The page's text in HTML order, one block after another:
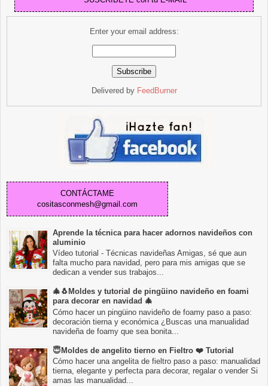
Enter your email address:
Delivered by FeedBurner
CONTÁCTAME
cositasconmesh@gmail.com
Aprende la técnica para hacer adornos navideños con
aluminio
Vídeo tutorial - Técnicas navideñas Amigas, sé que aun
falta mucho para navidad, pero para mis amigas que se
dedican a vender sus trabajos...
🎄🐧Moldes y tutorial de pingüino navideño en foami
para decorar en navidad 🎄
Cómo hacer un pingüino navideño de foamy paso a paso:
decoración tierna y económica ¿Buscas una manualidad
navideña de foamy que sea bonita...
😇Moldes de angelito tierno en Fieltro ❤️ Tutorial
Cómo hacer una angelita de fieltro paso a paso: manualidad
tierna, elegante y perfecta para decorar, regalar o vender Si
amas las manualidad...